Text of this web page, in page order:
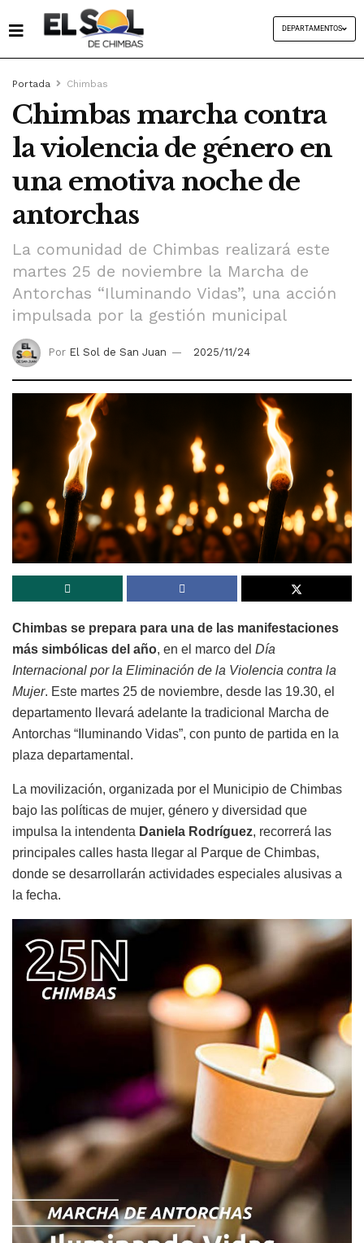
DEPARTAMENTOS
Portada Chimbas
Chimbas marcha contra
la violencia de género en
una emotiva noche de
antorchas
La comunidad de Chimbas realizará este
martes 25 de noviembre la Marcha de
Antorchas “Iluminando Vidas”, una acción
impulsada por la gestión municipal
Por El Sol de San Juan 2025/11/24
Chimbas se prepara para una de las manifestaciones
más simbólicas del año, en el marco del Día
Internacional por la Eliminación de la Violencia contra la
Mujer. Este martes 25 de noviembre, desde las 19.30, el
departamento llevará adelante la tradicional Marcha de
Antorchas “Iluminando Vidas”, con punto de partida en la
plaza departamental.
La movilización, organizada por el Municipio de Chimbas
bajo las políticas de mujer, género y diversidad que
impulsa la intendenta Daniela Rodríguez, recorrerá las
principales calles hasta llegar al Parque de Chimbas,
donde se desarrollarán actividades especiales alusivas a
la fecha.